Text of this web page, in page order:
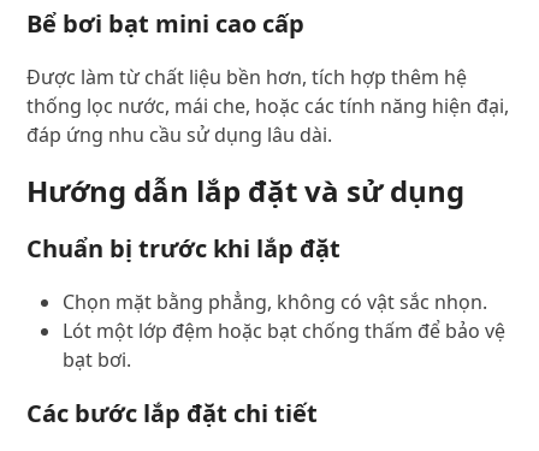
Bể bơi bạt mini cao cấp
Được làm từ chất liệu bền hơn, tích hợp thêm hệ
thống lọc nước, mái che, hoặc các tính năng hiện đại,
đáp ứng nhu cầu sử dụng lâu dài.
Hướng dẫn lắp đặt và sử dụng
Chuẩn bị trước khi lắp đặt
Chọn mặt bằng phẳng, không có vật sắc nhọn.
Lót một lớp đệm hoặc bạt chống thấm để bảo vệ
bạt bơi.
Các bước lắp đặt chi tiết